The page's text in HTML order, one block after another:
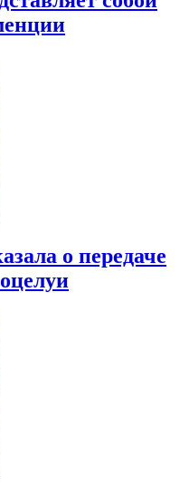
о передаче